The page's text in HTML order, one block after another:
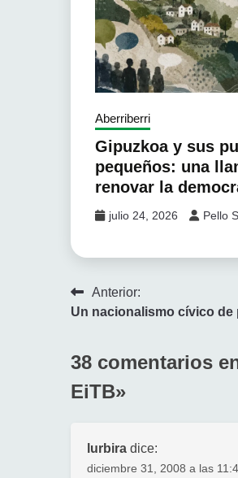
Aberriberri
Gipuzkoa y sus
pequeños: una
renovar la
julio 24, 2026 Pello
Navegación
entradas
Anterior:
Un nacionalismo cívico de
38 comentarios
EiTB»
lurbira dice:
diciembre 31, 2008 a las